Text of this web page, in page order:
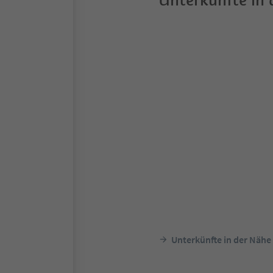
Unterkünfte in der Nähe